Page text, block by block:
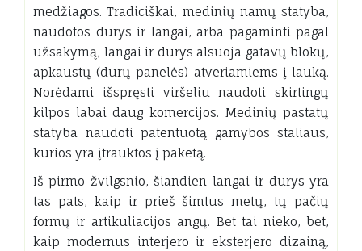
medžiagos. Tradiciškai, medinių namų statyba,
naudotos durys ir langai, arba pagaminti pagal
užsakymą, langai ir durys alsuoja gatavų blokų,
apkaustų (durų panelės) atveriamiems į lauką.
Norėdami išspręsti viršeliu naudoti skirtingų
kilpos labai daug komercijos. Medinių pastatų
statyba naudoti patentuotą gamybos staliaus,
kurios yra įtrauktos į paketą.
Iš pirmo žvilgsnio, šiandien langai ir durys yra
tas pats, kaip ir prieš šimtus metų, tų pačių
formų ir artikuliacijos angų. Bet tai nieko, bet,
kaip modernus interjero ir eksterjero dizainą,